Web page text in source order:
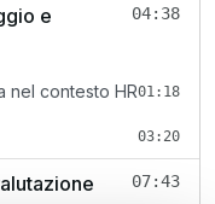
e
04:38
nel contesto HR01:18
03:20
07:43